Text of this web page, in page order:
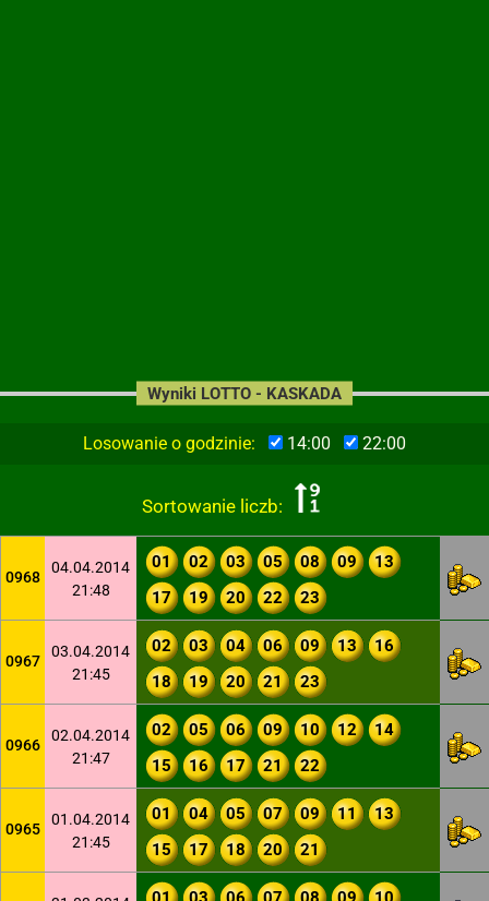
Losowanie o godzinie: 14:00 22:00
Sortowanie liczb:
Wyniki LOTTO - KASKADA
0968
04.04.2014
21:48
01 02 03 05 08 09
13
17
19 20 22 23
0967
03.04.2014
21:45
02 03 04 06 09 13
16
18
19 20 21 23
0966
02.04.2014
21:47
02 05 06 09 10 12
14
15
16 17 21 22
0965
01.04.2014
21:45
01 04 05 07 09 11
13
15
17 18 20 21